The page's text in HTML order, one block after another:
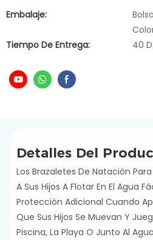
Embalaje:
Tiempo De Entrega:
40
Detalles Del
Los Brazaletes De Natación
A Sus Hijos A Flotar En El Agua
Protección Adicional Cuando
Que Sus Hijos Se Muevan Y
Piscina, La Playa O Junto Al